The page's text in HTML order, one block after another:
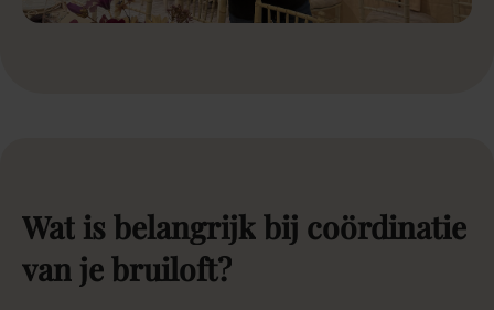
Wat isbelangrijkbij coördinatie
van jebruiloft?